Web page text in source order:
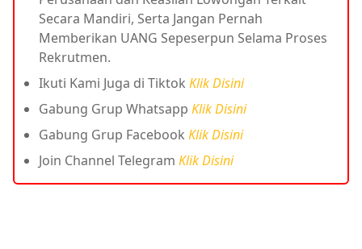
Secara Mandiri, Serta Jangan Pernah
Memberikan UANG Sepeserpun Selama Proses
Rekrutmen.
Ikuti Kami Juga di Tiktok Klik Disini
Gabung Grup Whatsapp Klik Disini
Gabung Grup Facebook Klik Disini
Join Channel Telegram Klik Disini